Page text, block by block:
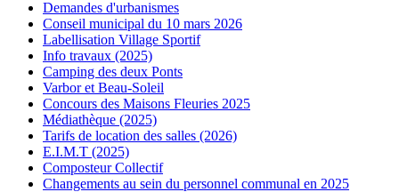
Demandes d'urbanismes
Conseil municipal du 10 mars 2026
Labellisation Village Sportif
Info travaux (2025)
Camping des deux Ponts
Varbor et Beau-Soleil
Concours des Maisons Fleuries 2025
Médiathèque (2025)
Tarifs de location des salles (2026)
E.I.M.T (2025)
Composteur Collectif
Changements au sein du personnel communal en 2025